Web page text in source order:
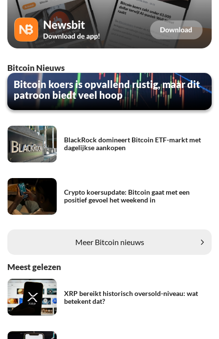
Bitcoin Nieuws
Bitcoin koers is opvallend rustig, maar dit
patroon biedt veel hoop
BlackRock domineert Bitcoin ETF-markt met
dagelijkse aankopen
Crypto koersupdate: Bitcoin gaat met een
positief gevoel het weekend in
Meer Bitcoin nieuws
Meest gelezen
XRP bereikt historisch oversold-niveau: wat
betekent dat?